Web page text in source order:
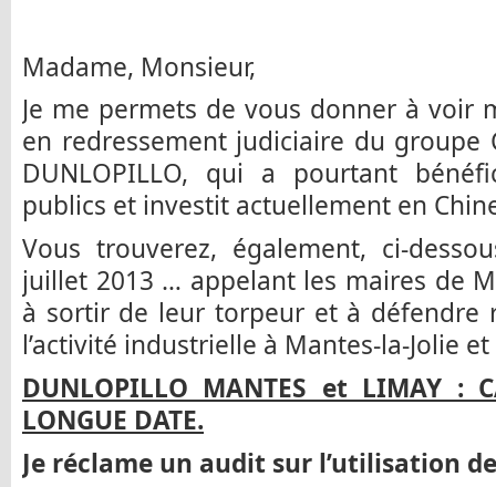
Madame, Monsieur,
Je me permets de vous donner à voir
en redressement judiciaire du groupe
DUNLOPILLO, qui a pourtant
publics et investit actuellement en
Vous trouverez, également, ci-
juillet 2013 … appelant les maires de
à sortir de leur torpeur et à défendre
l’activité industrielle à Mantes-la-Jolie
DUNLOPILLO MANTES et LIMAY :
LONGUE DATE.
Je réclame un audit sur l’utilisation